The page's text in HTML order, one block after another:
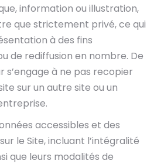
information ou illustration,
que strictement privé, ce qui
à des fins
de rediffusion en nombre. De
s’engage à ne pas recopier
sur un autre site ou un
accessibles et des
le Site, incluant l’intégralité
que leurs modalités de